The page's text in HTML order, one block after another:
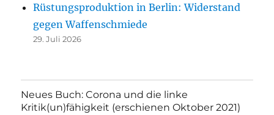
Rüstungsproduktion in Berlin: Widerstand
gegen Waffenschmiede
29. Juli 2026
Neues Buch: Corona und die linke
Kritik(un)fähigkeit (erschienen Oktober 2021)